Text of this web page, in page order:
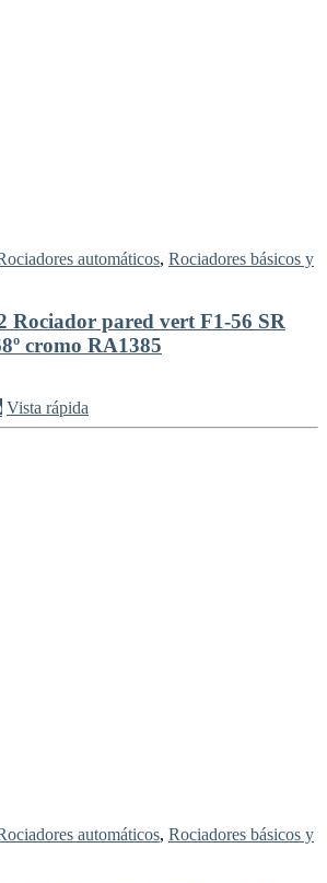
automáticos, Rociadores básicos y
Rociador pared vert F1-56 SR
cromo RA1385
Vista rápida
automáticos, Rociadores básicos y